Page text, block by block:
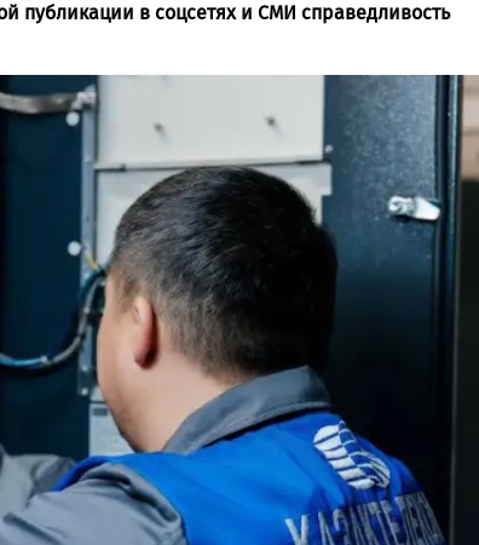
публикации в соцсетях и СМИ справедливость